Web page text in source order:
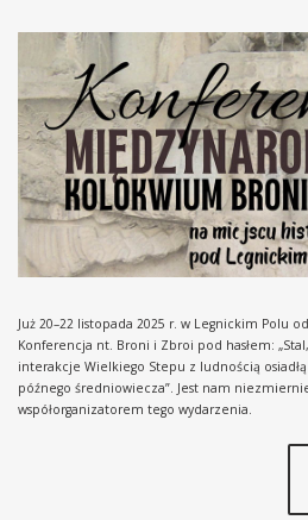
Już 20–22 listopada 2025 r. w Legnickim Polu
Konferencja nt. Broni i Zbroi pod hasłem:
interakcje Wielkiego Stepu z ludnością
późnego średniowiecza”. Jest nam
współorganizatorem tego wydarzenia.